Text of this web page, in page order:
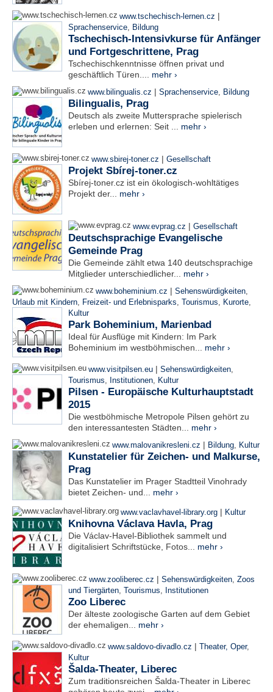
www.tschechisch-lernen.cz |
Sprachenservice, Bildung
Tschechisch-Intensivkurse für Anfänger
und Fortgeschrittene, Prag
Tschechischkenntnisse öffnen privat und
geschäftlich Türen.... mehr ›
www.bilingualis.cz | Sprachenservice, Bildung
Bilingualis, Prag
Deutsch als zweite Muttersprache spielerisch
erleben und erlernen: Seit ... mehr ›
www.sbirej-toner.cz | Gesellschaft
Projekt Sbírej-toner.cz
Sbírej-toner.cz ist ein ökologisch-wohltätiges
Projekt der... mehr ›
www.evprag.cz | Gesellschaft
Deutschsprachige Evangelische
Gemeinde Prag
Die Gemeinde zählt etwa 140 deutschsprachige
Mitglieder unterschiedlicher... mehr ›
www.boheminium.cz | Sehenswürdigkeiten,
Urlaub mit Kindern, Freizeit- und Erlebnisparks, Tourismus, Kurorte,
Kultur
Park Boheminium, Marienbad
Ideal für Ausflüge mit Kindern: Im Park
Boheminium im westböhmischen... mehr ›
www.visitpilsen.eu | Sehenswürdigkeiten,
Tourismus, Institutionen, Kultur
Pilsen - Europäische Kulturhauptstadt
2015
Die westböhmische Metropole Pilsen gehört zu
den interessantesten Städten... mehr ›
www.malovanikresleni.cz | Bildung, Kultur
Kunstatelier für Zeichen- und Malkurse,
Prag
Das Kunstatelier im Prager Stadtteil Vinohrady
bietet Zeichen- und... mehr ›
www.vaclavhavel-library.org | Kultur
Knihovna Václava Havla, Prag
Die Václav-Havel-Bibliothek sammelt und
digitalisiert Schriftstücke, Fotos... mehr ›
www.zooliberec.cz | Sehenswürdigkeiten, Zoos
und Tiergärten, Tourismus, Institutionen
Zoo Liberec
Der älteste zoologische Garten auf dem Gebiet
der ehemaligen... mehr ›
www.saldovo-divadlo.cz | Theater, Oper,
Kultur
Šalda-Theater, Liberec
Zum traditionsreichen Šalda-Theater in Liberec